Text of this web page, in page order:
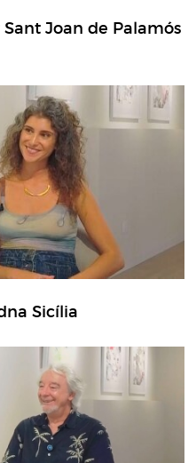
Joan de Palamós
Sicília